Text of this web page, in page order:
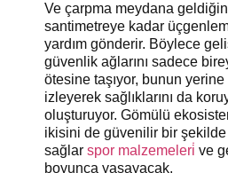
Ve çarpma meydana
santimetreye kadar
yardım gönderir. Böylece
güvenlik ağlarını sadece
ötesine taşıyor, bunun
izleyerek sağlıklarını da
oluşturuyor. Gömülü
ikisini de güvenilir bir şekilde
sağlar spor malzemeleri̇ ve
boyunca yaşayacak.